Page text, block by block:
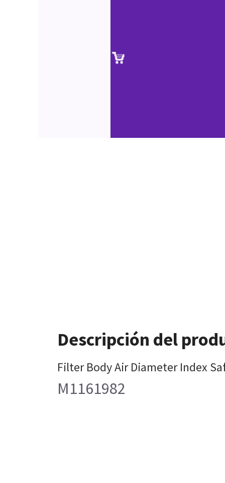
Descripción del
Filter Body Air Diameter Index
M1161982